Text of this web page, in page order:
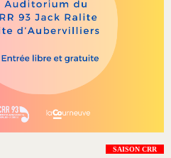
SAISON CRR